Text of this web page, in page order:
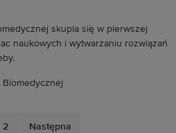
skupia się w pierwszej
naukowych i wytwarzaniu rozwiązań
2 Następna